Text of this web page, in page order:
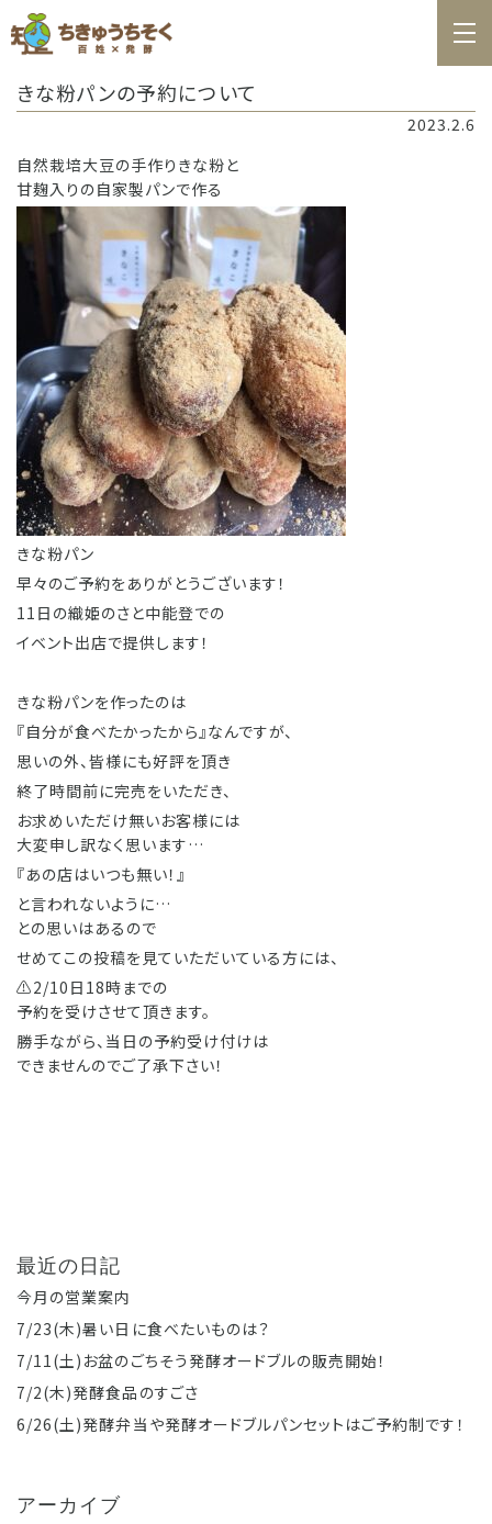
百姓日記
お知らせ
お問合せ
料理教室カレンダー
商品の購入
きな粉パンの予約について
2023.2.6
自然栽培大豆の手作りきな粉と
甘麹入りの自家製パンで作る
きな粉パン
早々のご予約をありがとうございます！
11日の織姫のさと中能登での
イベント出店で提供します！
きな粉パンを作ったのは
『自分が食べたかったから』なんですが、
思いの外、皆様にも好評を頂き
終了時間前に完売をいただき、
お求めいただけ無いお客様には
大変申し訳なく思います…
『あの店はいつも無い！』
と言われないように…
との思いはあるので
せめてこの投稿を見ていただいている方には、
⚠️2/10日18時までの
予約を受けさせて頂きます。
勝手ながら、当日の予約受け付けは
できませんのでご了承下さい！
最近の日記
今月の営業案内
7/23(木)暑い日に食べたいものは？
7/11(土)お盆のごちそう発酵オードブルの販売開始！
7/2(木)発酵食品のすごさ
6/26(土)発酵弁当や発酵オードブルパンセットはご予約制です！
アーカイブ